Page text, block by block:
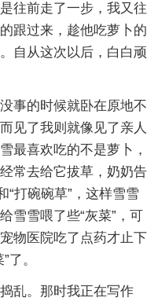
往前走了一步，我又往
跟过来，趁他吃萝卜的
自从这次以后，白白顽
事的时候就卧在原地不
见了我则就像见了亲人
最喜欢吃的不是萝卜，
常去给它拔草，奶奶告
“打碗碗草”，这样雪雪
雪雪喂了些“灰菜”，可
物医院吃了点药才止下
了。
乱。那时我正在写作